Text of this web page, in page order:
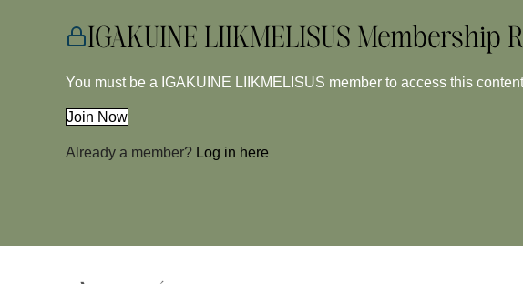
IGAKUINE LIIKMELISUS Membership
You must be a IGAKUINE LIIKMELISUS member to access this
Join Now
Already a member? Log in here